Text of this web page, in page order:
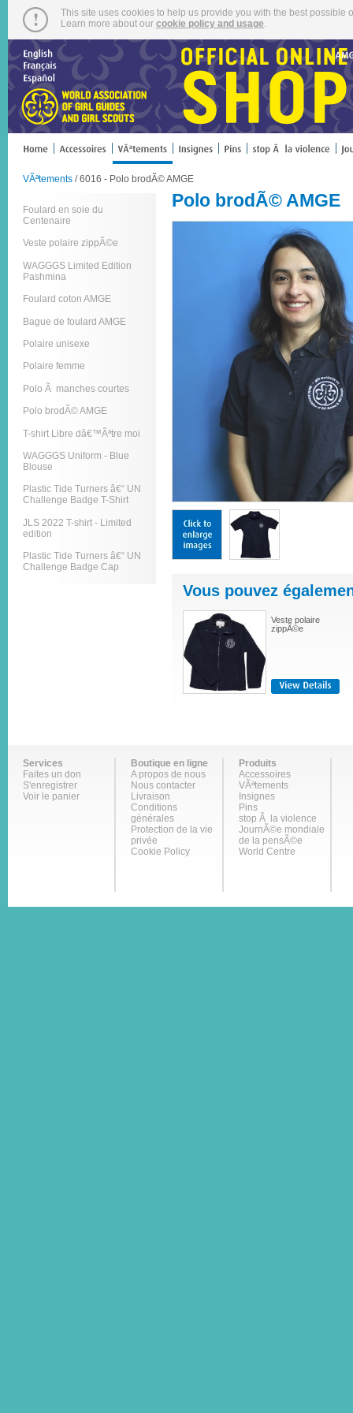
This site uses cookies to help us provide you with the best
Learn more about our cookie policy and usage
VÃªtements / 6016 - Polo brodÃ© AMGE
Foulard en soie du
Centenaire
Veste polaire zippÃ©e
WAGGGS Limited Edition
Pashmina
Foulard coton AMGE
Bague de foulard AMGE
Polaire unisexe
Polaire femme
Polo Ã manches courtes
Polo brodÃ© AMGE
T-shirt Libre dâ€™Ãªtre moi
WAGGGS Uniform - Blue
Blouse
Plastic Tide Turners â€“ UN
Challenge Badge T-Shirt
JLS 2022 T-shirt - Limited
edition
Plastic Tide Turners â€“ UN
Challenge Badge Cap
Polo brodÃ© AMGE
Vous pouvez
Veste polaire
zippÃ©e
Services
Faites un don
S'enregistrer
Voir le panier
Boutique en ligne
A propos de nous
Nous contacter
Livraison
Conditions
générales
Protection de la vie
privée
Cookie Policy
Produits
Accessoires
VÃªtements
Insignes
Pins
stop Ã la violence
JournÃ©e mondiale
de la pensÃ©e
World Centre